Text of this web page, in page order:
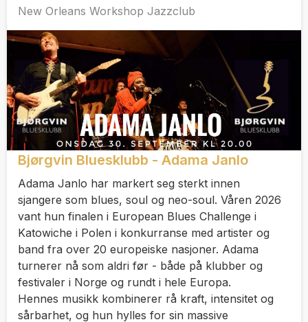
New Orleans Workshop Jazzclub
Bjørgvin Bluesklubb - Adama Janlo
Adama Janlo har markert seg sterkt innen
sjangere som blues, soul og neo-soul. Våren 2026
vant hun finalen i European Blues Challenge i
Katowiche i Polen i konkurranse med artister og
band fra over 20 europeiske nasjoner. Adama
turnerer nå som aldri før - både på klubber og
festivaler i Norge og rundt i hele Europa.
Hennes musikk kombinerer rå kraft, intensitet og
sårbarhet, og hun hylles for sin massive